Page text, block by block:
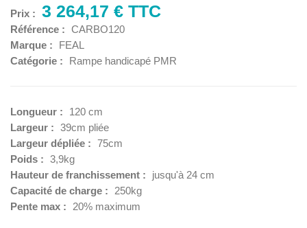
Prix : 3 264,17 € TTC
Référence : CARBO120
Marque :
FEAL
Catégorie :
Rampe handicapé PMR
Longueur :
120 cm
Largeur : 39cm pliée
Largeur dépliée : 75cm
Poids : 3,9kg
Hauteur de franchissement :
jusqu'à 24 cm
Capacité de charge :
250kg
Pente max :
20% maximum